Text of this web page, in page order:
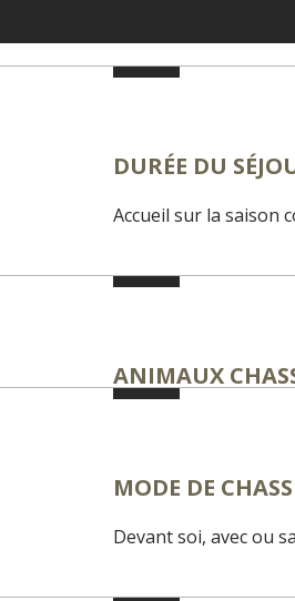
DURÉE DU
Accueil sur la saison
ANIMAUX
MODE DE
Devant soi, avec ou